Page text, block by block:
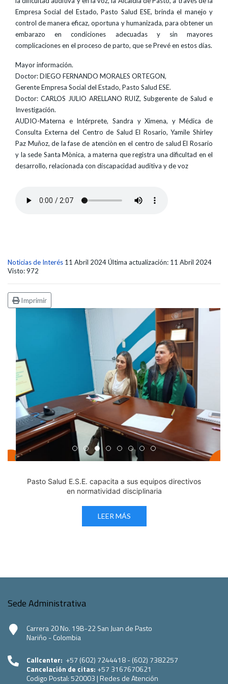
Empresa Social del Estado, Pasto Salud ESE, brinda el manejo y
control de manera eficaz, oportuna y humanizada, para obtener un
embarazo en condiciones adecuadas y sin mayores
complicaciones en el proceso de parto, que se Prevé en estos días.
Mayor información.
Doctor: DIEGO FERNANDO MORALES ORTEGON,
Gerente Empresa Social del Estado, Pasto Salud ESE.
Doctor: CARLOS JULIO ARELLANO RUIZ, Subgerente de Salud e
Investigación.
AUDIO-Materna e Intérprete, Sandra y Ximena, y Médica de
Consulta Externa del Centro de Salud El Rosario, Yamile Shirley
Paz Muñoz, de la fase de atenciòn en el centro de salud El Rosario
y la sede Santa Mònica, a materna que registra una dificultad en el
desarrollo, relacionada con discapacidad auditiva y de voz
Noticias de Interés 11 Abril 2024Última actualización: 11 Abril 2024
Visto: 972
Imprimir
Edicto Emplazatorio a los Afiliados en el Régimen
Pasto Salud ESE lidera gestión institucional
Pasto Salud E.S.E. capacita a sus equipos
Último día para inscripciones en
Viceministro garantiza
Mil pesos que salvan vidas:
Cápsula 18-26 - Reporte
Cápsula 17-26 -
Pasto Salud E.S.E. capacita a sus equipos directivos
en normatividad disciplinaria
LEER MÁS
Sede Administrativa
Carrera 20 No. 19B-22 San Juan de Pasto
Nariño - Colombia
Callcenter: +57 (602) 7244418 - (602) 7382257
Cancelación de citas: +57 3167670621
Codigo Postal:520003 | Redes de Atención